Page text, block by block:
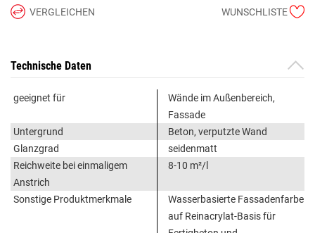
VERGLEICHEN WUNSCHLISTE
Technische Daten
geeignet für
Wände im Außenbereich,
Fassade
Untergrund
Beton, verputzte Wand
Glanzgrad
seidenmatt
Reichweite bei einmaligem
Anstrich
8-10 m²/l
Sonstige Produktmerkmale
Wasserbasierte Fassadenfarbe
auf Reinacrylat-Basis für